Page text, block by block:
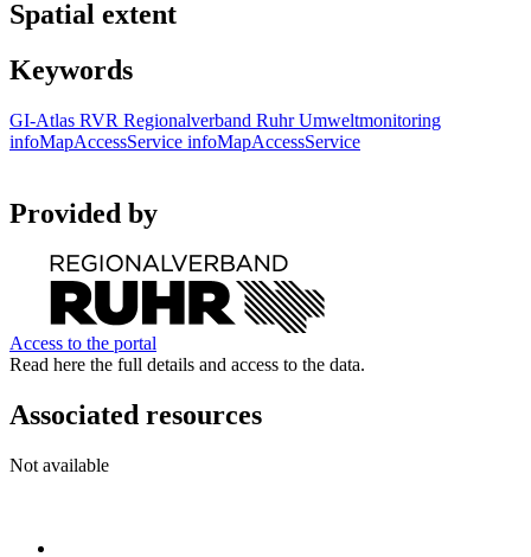
Spatial extent
Keywords
GI-Atlas RVR Regionalverband Ruhr Umweltmonitoring
infoMapAccessService infoMapAccessService
Provided by
Access to the portal
Read here the full details and access to the data.
Associated resources
Not available